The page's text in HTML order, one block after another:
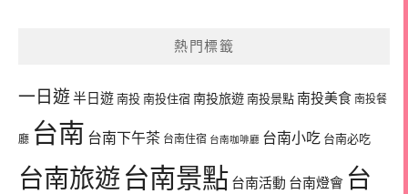
熱門標籤
一日遊半日遊 南投 南投住宿 南投旅遊 南投景點 南投美食 南投餐
廳 台南 台南下午茶 台南住宿 台南咖啡廳 台南小吃 台南必吃
台南旅遊 台南景點 台南活動 台南燈會 台